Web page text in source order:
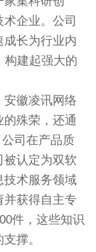
企业。公司
成长为行业内
构建起强大的
徽凌讯网络
殊荣，还通
司在产品质
被认定为双软
技术服务领域
并获得自主专
件，这些知识
撑。